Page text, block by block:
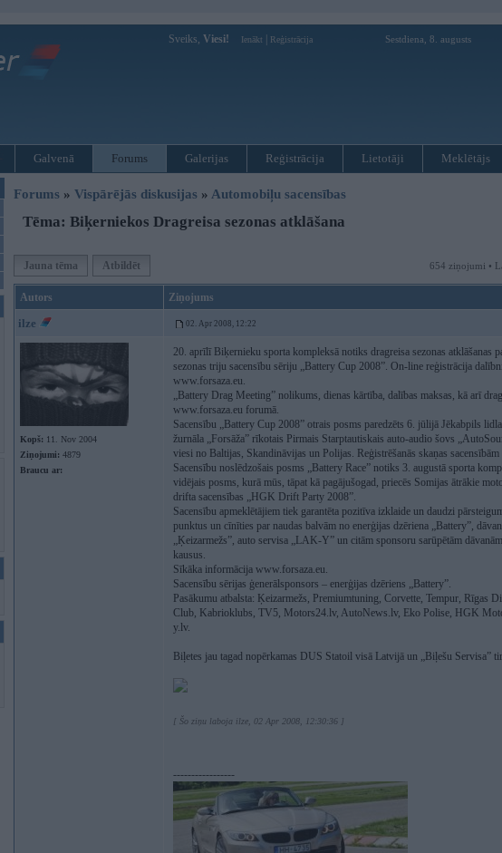
Sveiks, Viesi! Ienākt Reģistrācija Sestdiena, 8. augusts
Galvenā Forums Galerijas Reģistrācija Lietotāji Meklētājs
Forums » Vispārējās diskusijas » Automobiļu sacensības
Tēma: Biķerniekos Dragreisa sezonas atklāšana
Jauna tēma Atbildēt 654 ziņojumi •
Autors Ziņojums
ilze 02. Apr 2008, 12:22
Kopš: 11. Nov 2004
Ziņojumi: 4879
Braucu ar:
20. aprīlī Biķernieku sporta kompleksā notiks dragreisa sezonas atklāšanas
sezonas triju sacensību sēriju „Battery Cup 2008”. On-line reģistrācija
www.forsaza.eu.
„Battery Drag Meeting” nolikums, dienas kārtība, dalības maksas, kā arī
www.forsaza.eu forumā.
Sacensību „Battery Cup 2008” otrais posms paredzēts 6. jūlijā Jēkabpils
žurnāla „Forsāža” rīkotais Pirmais Starptautiskais auto-audio šovs
viesi no Baltijas, Skandināvijas un Polijas. Reģistrēšanās skaņas
Sacensību noslēdzošais posms „Battery Race” notiks 3. augustā sporta
vidējais posms, kurā mūs, tāpat kā pagājušogad, priecēs Somijas ātrākie
drifta sacensības „HGK Drift Party 2008”.
Sacensību apmeklētājiem tiek garantēta pozitīva izklaide un daudzi
punktus un cīnīties par naudas balvām no enerģijas dzēriena „Battery”,
„Ķeizarmežs”, auto servisa „LAK-Y” un citām sponsoru sarūpētām
kausus.
Sīkāka informācija www.forsaza.eu.
Sacensību sērijas ģenerālsponsors – enerģijas dzēriens „Battery”.
Pasākumu atbalsta: Ķeizarmežs, Premiumtuning, Corvette, Tempur,
Club, Kabrioklubs, TV5, Motors24.lv, AutoNews.lv, Eko Polise, HGK
y.lv.
Biļetes jau tagad nopērkamas DUS Statoil visā Latvijā un „Biļešu Servisa”
[ Šo ziņu laboja ilze, 02 Apr 2008, 12:30:36 ]
-----------------